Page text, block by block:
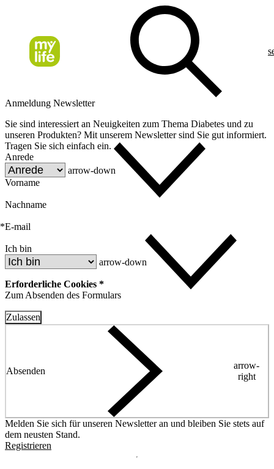
Anmeldung Newsletter
Sie sind interessiert an Neuigkeiten zum Thema Diabetes und zu
unseren Produkten? Mit unserem Newsletter sind Sie gut informiert.
Tragen Sie sich einfach ein.
Anrede
arrow-down
Vorname
Nachname
*E-mail
Ich bin
arrow-down
Erforderliche Cookies *
Zum Absenden des Formulars
Zulassen
Absenden
arrow-
right
Melden Sie sich für unseren Newsletter an und bleiben Sie stets auf
dem neusten Stand.
Registrieren